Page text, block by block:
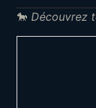
🐎 Découvrez